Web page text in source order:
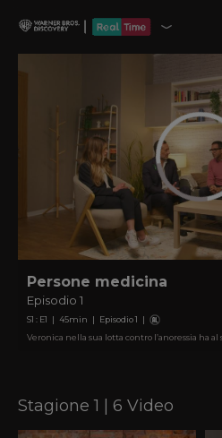
Persone medicina
Episodio 1
S1 : E1 | 45min | Episodio 1
|
Veronica nella sua lotta contro l’anoressia ha al
Stagione 1 | 6 Video